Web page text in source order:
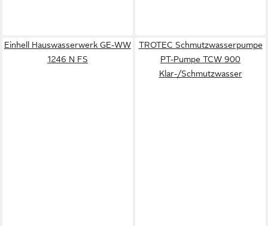
Einhell Hauswasserwerk GE-WW
1246 N FS
TROTEC Schmutzwasserpumpe
PT-Pumpe TCW 900
Klar-/Schmutzwasser